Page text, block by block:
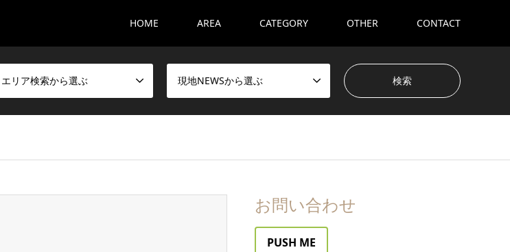
HOME AREA CATEGORY OTHER CONTACT
エリア検索から選ぶ 現地NEWSから選ぶ
お問い合わせ
PUSH ME